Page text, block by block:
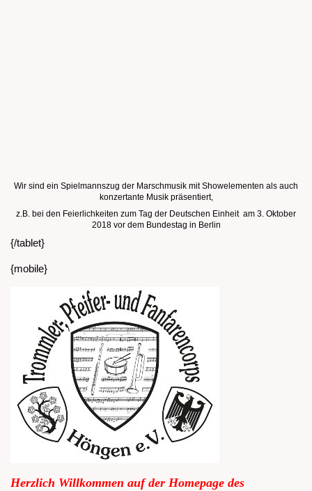
Wir sind ein Spielmannszug der Marschmusik mit Showelementen als auch
konzertante Musik präsentiert,
z.B. bei den Feierlichkeiten zum Tag der Deutschen Einheit am 3. Oktober
2018 vor dem Bundestag in Berlin
{/tablet}
{mobile}
Herzlich Willkommen auf der Homepage des